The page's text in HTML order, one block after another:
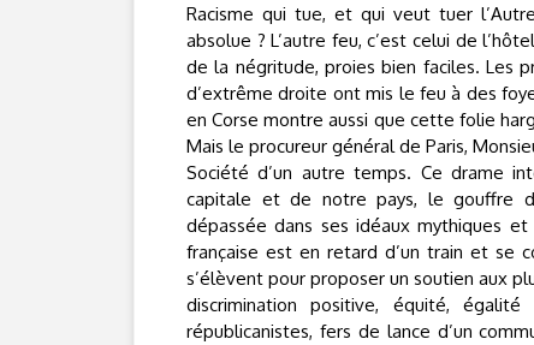
Racisme qui tue, et qui veut tuer
absolue ? L’autre feu, c’est celui de
de la négritude, proies bien faciles. Les
d’extrême droite ont mis le feu à des
en Corse montre aussi que cette folie
Mais le procureur général de Paris,
Société d’un autre temps. Ce drame
capitale et de notre pays, le gouffre
dépassée dans ses idéaux mythiques
française est en retard d’un train et se
s’élèvent pour proposer un soutien aux
discrimination positive, équité,
républicanistes, fers de lance d’un